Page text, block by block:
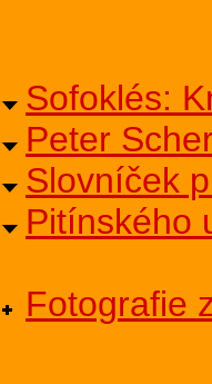
Sofoklés:
Peter
Slovníček
Pitínského
Fotografie